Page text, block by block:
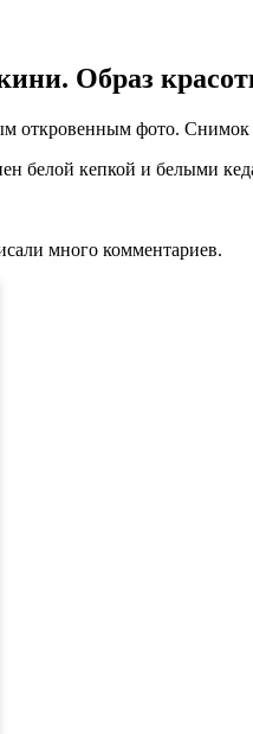
Образ
откровенным фото. Снимок
белой кепкой и белыми
много комментариев.